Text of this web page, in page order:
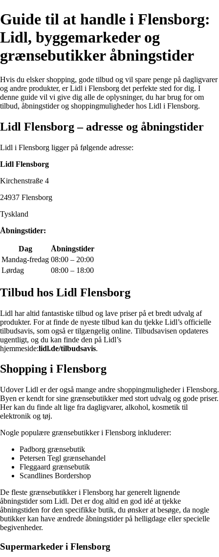
Guide til at handle i Flensborg:
Lidl, byggemarkeder og
grænsebutikker åbningstider
Hvis du elsker shopping, gode tilbud og vil spare penge på dagligvarer
og andre produkter, er Lidl i Flensborg det perfekte sted for dig. I
denne guide vil vi give dig alle de oplysninger, du har brug for om
tilbud, åbningstider og shoppingmuligheder hos Lidl i Flensborg.
Lidl Flensborg – adresse og åbningstider
Lidl i Flensborg ligger på følgende adresse:
Lidl Flensborg
Kirchenstraße 4
24937 Flensborg
Tyskland
Åbningstider:
Dag
Åbningstider
Mandag-fredag 08:00 – 20:00
Lørdag
08:00 – 18:00
Tilbud hos Lidl Flensborg
Lidl har altid fantastiske tilbud og lave priser på et bredt udvalg af
produkter. For at finde de nyeste tilbud kan du tjekke Lidl’s officielle
tilbudsavis, som også er tilgængelig online. Tilbudsavisen opdateres
ugentligt, og du kan finde den på Lidl’s
hjemmeside:lidl.de/tilbudsavis.
Shopping i Flensborg
Udover Lidl er der også mange andre shoppingmuligheder i Flensborg.
Byen er kendt for sine grænsebutikker med stort udvalg og gode priser.
Her kan du finde alt lige fra dagligvarer, alkohol, kosmetik til
elektronik og tøj.
Nogle populære grænsebutikker i Flensborg inkluderer:
Padborg grænsebutik
Petersen Tegl grænsehandel
Fleggaard grænsebutik
Scandlines Bordershop
De fleste grænsebutikker i Flensborg har generelt lignende
åbningstider som Lidl. Det er dog altid en god idé at tjekke
åbningstiden for den specifikke butik, du ønsker at besøge, da nogle
butikker kan have ændrede åbningstider på helligdage eller specielle
begivenheder.
Supermarkeder i Flensborg